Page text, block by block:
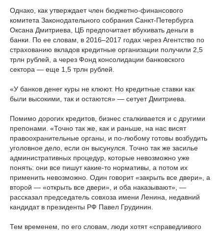
Однако, как утверждает член бюджетно-финансового
комитета Законодательного собрания Санкт-Петербурга
Оксана Дмитриева, ЦБ предпочитает вбухивать деньги в
банки. По ее словам, в 2016–2017 годах через Агентство по
страхованию вкладов кредитные организации получили 2,5
трлн рублей, а через Фонд консолидации банковского
сектора — еще 1,5 трлн рублей.
«У банков денег куры не клюют. Но кредитные ставки как
были высокими, так и остаются» — сетует Дмитриева.
Помимо дорогих кредитов, бизнес сталкивается и с другими
препонами. «Точно так же, как и раньше, на нас висят
правоохранительные органы, и по-любому готовы возбудить
уголовное дело, если он высунулся. Точно так же засилье
административных процедур, которые невозможно уже
понять: они все пишут какие-то нормативы, а потом их
применить невозможно. Один говорит «закрыть все двери», а
второй — «открыть все двери», и оба наказывают», —
рассказал председатель совхоза имени Ленина, недавний
кандидат в президенты РФ Павел Грудинин.
Тем временем, по его словам, люди хотят «справедливого